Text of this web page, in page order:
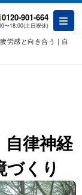
0120-901-664
〜18:00(土日祝休)
労感と向き合う｜自
律神経
くり